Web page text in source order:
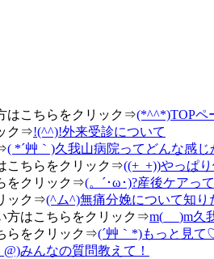
はこちらをクリック⇒(*^^*)TOPペ
ク⇒!(^^)!外来受診について
( *´艸｀)久我山病院ってどんな感じ
こちらをクリック⇒((+_+))やっぱ
をクリック⇒(。´･ω･)?産後ケアっ
ック⇒(^ム^)無痛分娩について知り
方はこちらをクリック⇒m(_ _)m久
らをクリック⇒(´艸｀*)もっと見て
みんなの質問教えて！